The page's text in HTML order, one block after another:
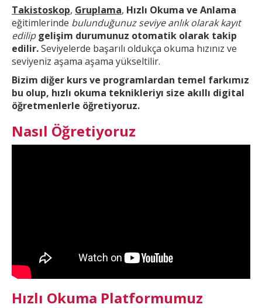
Takistoskop, Gruplama, Hızlı Okuma ve Anlama
eğitimlerinde bulunduğunuz seviye anlık olarak kayıt
edilip gelişim durumunuz otomatik olarak takip
edilir.Seviyelerde başarılı oldukça okuma hızınız ve
seviyeniz aşama aşama yükseltilir.
Bizim diğer kurs ve programlardan temel farkımız
bu olup, hızlı okuma teknikleriyı size akıllı digital
öğretmenlerle öğretiyoruz.
Nasıl Öğretiyoruz
Hızlı Okuma Platformumuz